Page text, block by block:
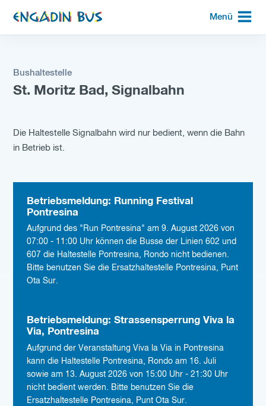
zur
Startseite
Menü
Bushaltestelle
St. Moritz Bad, Signalbahn
Die Haltestelle Signalbahn wird nur bedient, wenn die Bahn
in Betrieb ist.
Betriebsmeldung: Running Festival
Pontresina
Aufgrund des "Run Pontresina" am 9. August 2026 von
07:00 - 11:00 Uhr können die Busse der Linien 602 und
607 die Haltestelle Pontresina, Rondo nicht bedienen.
Bitte benutzen Sie die Ersatzhaltestelle Pontresina, Punt
Ota Sur.
Betriebsmeldung: Strassensperrung Viva la
Via, Pontresina
Aufgrund der Veranstaltung Viva la Via in Pontresina
kann die Haltestelle Pontresina, Rondo am 16. Juli
sowie am 13. August 2026 von 15:00 Uhr - 21:30 Uhr
nicht bedient werden. Bitte benutzen Sie die
Ersatzhaltestelle Pontresina, Punt Ota Sur.